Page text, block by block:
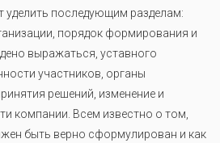
уделить последующим разделам:
порядок формирования и
выражаться, уставного
участников, органы
решений, изменение и
компании. Всем известно о том,
быть верно сформулирован и как